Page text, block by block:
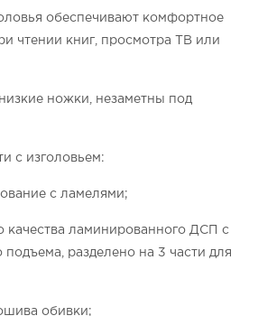
обеспечивают комфортное
чтении книг, просмотра ТВ или
ножки, незаметны под
с изголовьем:
с ламелями;
качества ламинированного ДСП с
подъема, разделено на 3 части для
обивки;